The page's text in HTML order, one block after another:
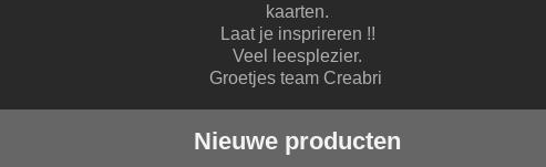
kaarten.
Laat je insprireren !!
Veel leesplezier.
Groetjes team Creabri
Nieuwe producten